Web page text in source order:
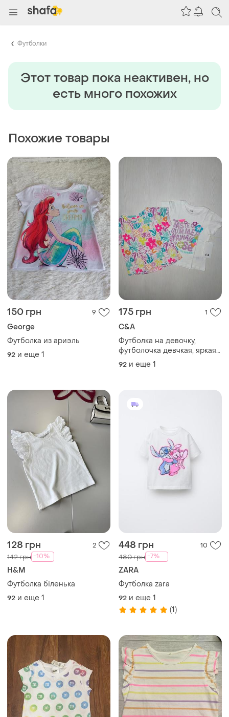
Футболки
Этот товар пока неактивен, но
есть много похожих
Похожие товары
150 грн 9
George
Футболка из ариэль
92 и еще 1
175 грн 1
C&A
Футболка на девочку,
футболочка девчкая, яркая
футболка
92 и еще 1
128 грн 2
142 грн -10%
H&M
Футболка біленька
92 и еще 1
448 грн 10
480 грн -7%
ZARA
Футболка zara
92 и еще 1
(1)